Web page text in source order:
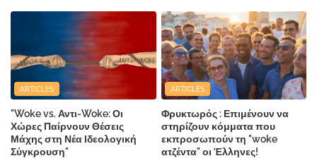
ARTICLES
"Woke vs. Αντι-Woke: Οι
Χώρες Παίρνουν Θέσεις
Μάχης στη Νέα Ιδεολογική
Σύγκρουση"
ARTICLES
Φρυκτωρός : Επιμένουν να
στηρίζουν κόμματα που
εκπροσωπούν τη "woke
ατζέντα" οι Έλληνες!